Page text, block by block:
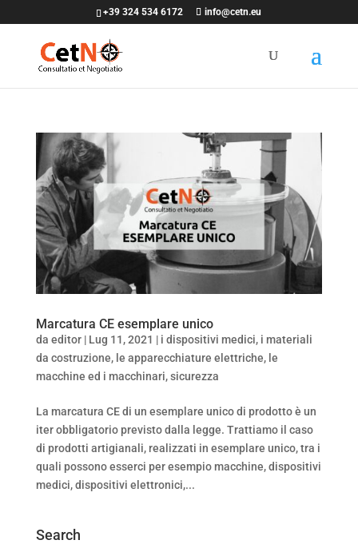
+39 324 534 6172 info@cetn.eu
Marcatura CE esemplare unico
da editor| Lug 11, 2021 | i dispositivi medici, i materiali
da costruzione, le apparecchiature elettriche, le
macchine ed i macchinari,sicurezza
La marcatura CE di un esemplare unico di prodotto è un
iter obbligatorio previsto dalla legge. Trattiamo il caso
di prodotti artigianali, realizzati in esemplare unico, tra i
quali possono esserci per esempio macchine, dispositivi
medici, dispositivi elettronici,...
Search